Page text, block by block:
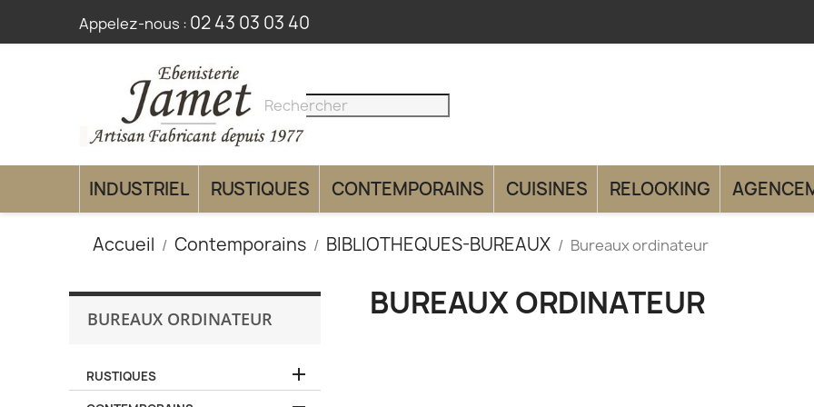
Appelez-nous : 02 43 03 03 40
clear
INDUSTRIEL RUSTIQUES CONTEMPORAINS CUISINES RELOOKING
Accueil Contemporains BIBLIOTHEQUES-BUREAUX Bureaux ordinateur
BUREAUX ORDINATEUR
RUSTIQUES 
BUREAUX ORDINATEUR